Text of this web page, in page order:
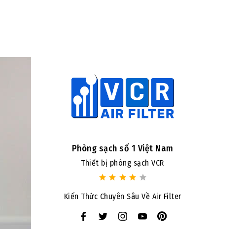
Phòng sạch số 1 Việt Nam
Thiết bị phòng sạch VCR
Kiến Thức Chuyên Sâu Về Air Filter